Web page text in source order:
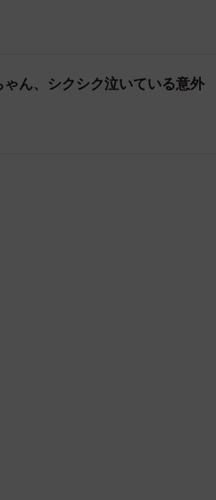
ん、シクシク泣いている意外